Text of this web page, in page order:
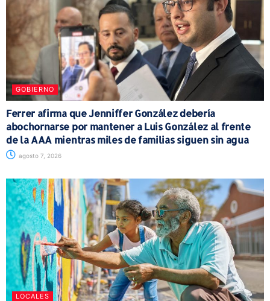
GOBIERNO
Ferrer afirma que Jenniffer González debería
abochornarse por mantener a Luis González al frente
de la AAA mientras miles de familias siguen sin agua
agosto 7, 2026
LOCALES